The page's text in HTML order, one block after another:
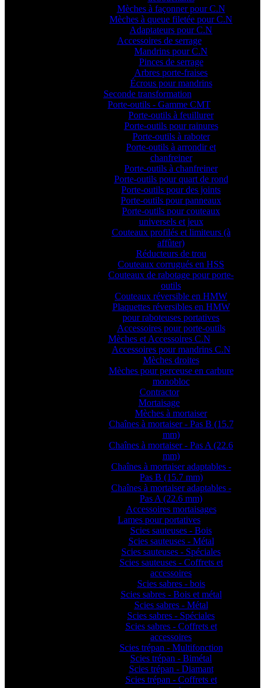
Mèches à façonner pour C.N
Mèches à queue filetée pour C.N
Adaptateurs pour C.N
Accessoires de serrage
Mandrins pour C.N
Pinces de serrage
Arbres porte-fraises
Écrous pour mandrins
Seconde transformation
Porte-outils - Gamme CMT
Porte-outils à feuillurer
Porte-outils pour rainures
Porte-outils à raboter
Porte-outils à arrondir et
chanfreiner
Porte-outils à chanfreiner
Porte-outils pour quart de rond
Porte-outils pour des joints
Porte-outils pour panneaux
Porte-outils pour couteaux
universels et jeux
Couteaux profilés et limiteurs (à
affûter)
Réducteurs de trou
Couteaux corrugués en HSS
Couteaux de rabotage pour porte-
outils
Couteaux réversible en HMW
Plaquettes réversibles en HMW
pour raboteuses portatives
Accessoires pour porte-outils
Mèches et Accessoires C.N
Accessoires pour mandrins C.N
Mèches droites
Mèches pour perceuse en carbure
monobloc
Contractor
Mortaisage
Mèches à mortaiser
Chaînes à mortaiser - Pas B (15.7
mm)
Chaînes à mortaiser - Pas A (22.6
mm)
Chaînes à mortaiser adaptables -
Pas B (15.7 mm)
Chaînes à mortaiser adaptables -
Pas A (22.6 mm)
Accessoires mortaisages
Lames pour portatives
Scies sauteuses - Bois
Scies sauteuses - Métal
Scies sauteuses - Spéciales
Scies sauteuses - Coffrets et
accessoires
Scies sabres - bois
Scies sabres - Bois et métal
Scies sabres - Métal
Scies sabres - Spéciales
Scies sabres - Coffrets et
accessoires
Scies trépan - Multifonction
Scies trépan - Bimétal
Scies trépan - Diamant
Scies trépan - Coffrets et